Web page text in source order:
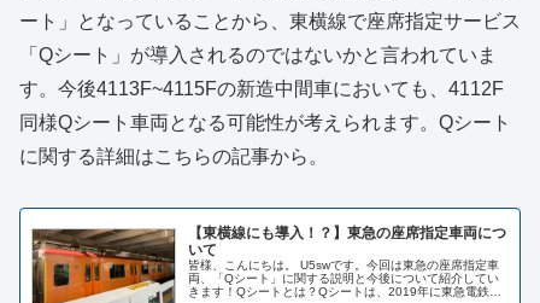
ート」となっていることから、東横線で座席指定サービス
「Qシート」が導入されるのではないかと言われていま
す。今後4113F~4115Fの新造中間車においても、4112F
同様Qシート車両となる可能性が考えられます。Qシート
に関する詳細はこちらの記事から。
【東横線にも導入！？】東急の座席指定車両につ
いて
皆様、こんにちは。 U5swです。今回は東急の座席指定車
両、「Qシート」に関する説明と今後について紹介してい
きます！Qシートとは？Qシートは、2019年に東急電鉄が